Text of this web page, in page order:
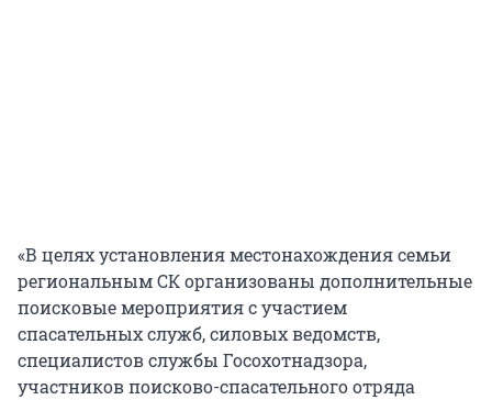
«В целях установления местонахождения семьи
региональным СК организованы дополнительные
поисковые мероприятия с участием
спасательных служб, силовых ведомств,
специалистов службы Госохотнадзора,
участников поисково-спасательного отряда